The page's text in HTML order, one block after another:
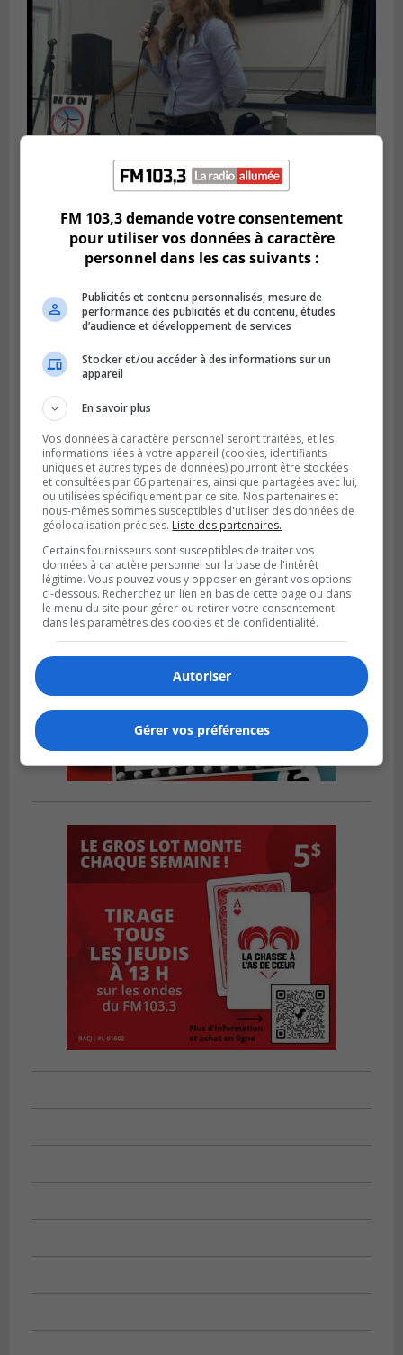
Publié le 6 juillet 2026 à 11h18
Climat Québec dévoile deux candidats
pour l’Agglomération
Publié le 6 juillet 2026 à 09h33
Longueuil conclue un contrat pour
valoriser des cendres d’incinération
FM 103,3 demande votre consentement
pour utiliser vos données à caractère
personnel dans les cas suivants :
Publicités et contenu personnalisés, mesure de
performance des publicités et du contenu, études
d’audience et développement de services
Stocker et/ou accéder à des informations sur un
appareil
En savoir plus
Vos données à caractère personnel seront traitées, et les
informations liées à votre appareil (cookies, identifiants
uniques et autres types de données) pourront être stockées
et consultées par 66 partenaires, ainsi que partagées avec lui,
ou utilisées spécifiquement par ce site. Nos partenaires et
nous-mêmes sommes susceptibles d'utiliser des données de
géolocalisation précises. Liste des partenaires.
Certains fournisseurs sont susceptibles de traiter vos
données à caractère personnel sur la base de l'intérêt
légitime. Vous pouvez vous y opposer en gérant vos options
ci-dessous. Recherchez un lien en bas de cette page ou dans
le menu du site pour gérer ou retirer votre consentement
dans les paramètres des cookies et de confidentialité.
Autoriser
Gérer vos préférences